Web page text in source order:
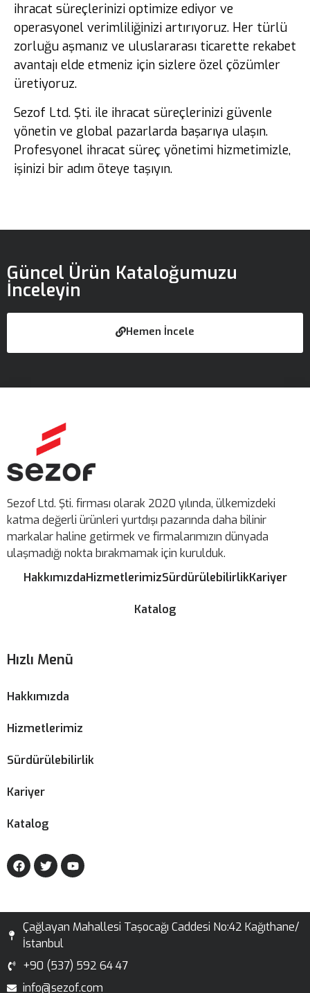
ihracat süreçlerinizi optimize ediyor ve
operasyonel verimliliğinizi artırıyoruz. Her türlü
zorluğu aşmanız ve uluslararası ticarette rekabet
avantajı elde etmeniz için sizlere özel çözümler
üretiyoruz.
Sezof Ltd. Şti. ile ihracat süreçlerinizi güvenle
yönetin ve global pazarlarda başarıya ulaşın.
Profesyonel ihracat süreç yönetimi hizmetimizle,
işinizi bir adım öteye taşıyın.
Güncel Ürün Kataloğumuzu
İnceleyin
Hemen İncele
Sezof Ltd. Şti. firması olarak 2020 yılında, ülkemizdeki
katma değerli ürünleri yurtdışı pazarında daha bilinir
markalar haline getirmek ve firmalarımızın dünyada
ulaşmadığı nokta bırakmamak için kurulduk.
HakkımızdaHizmetlerimizSürdürülebilirlikKariyer
Katalog
Hızlı Menü
Hakkımızda
Hizmetlerimiz
Sürdürülebilirlik
Kariyer
Katalog
Çağlayan Mahallesi Taşocağı Caddesi No:42 Kağıthane/
İstanbul
+90 (537) 592 64 47
info@sezof.com